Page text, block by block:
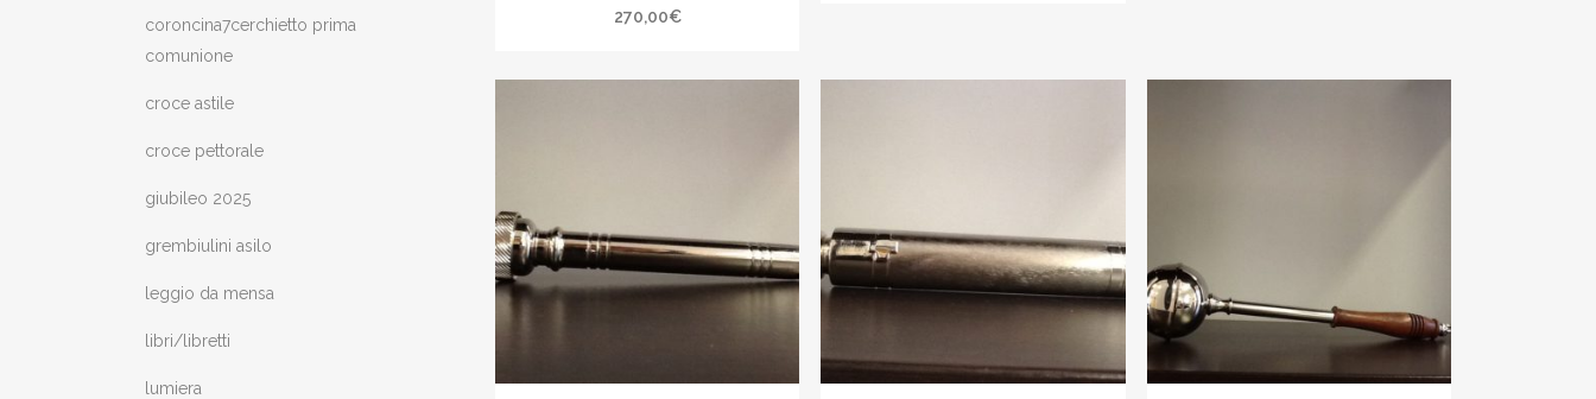
coroncina7cerchietto prima
comunione
croce astile
croce pettorale
giubileo 2025
grembiulini asilo
leggio da mensa
libri/libretti
lumiera
270,00€